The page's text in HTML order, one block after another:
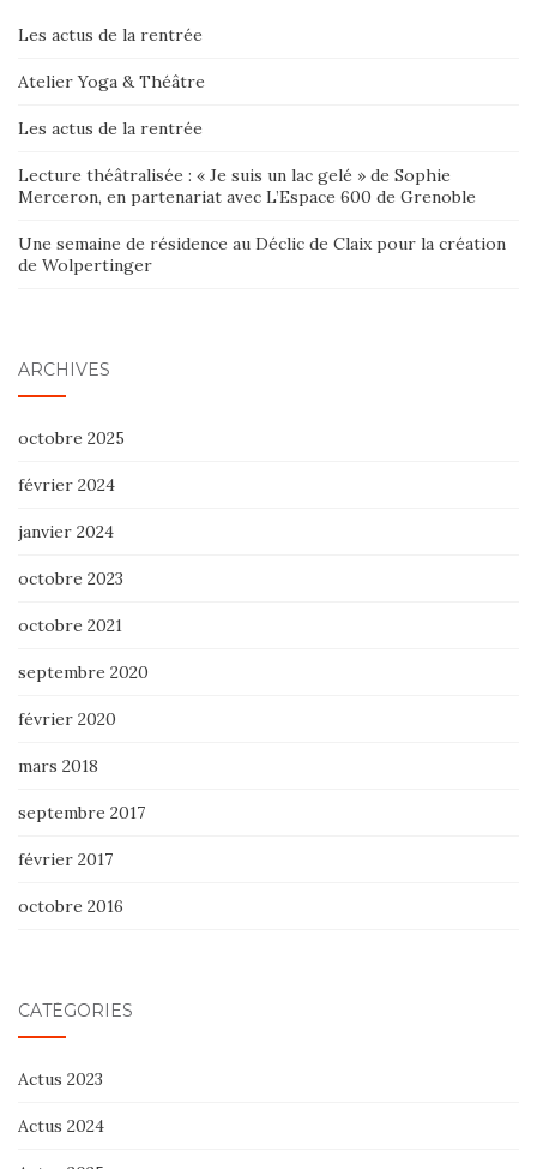
Les actus de la rentrée
Atelier Yoga & Théâtre
Les actus de la rentrée
Lecture théâtralisée : « Je suis un lac gelé » de Sophie
Merceron, en partenariat avec L’Espace 600 de Grenoble
Une semaine de résidence au Déclic de Claix pour la création
de Wolpertinger
ARCHIVES
octobre 2025
février 2024
janvier 2024
octobre 2023
octobre 2021
septembre 2020
février 2020
mars 2018
septembre 2017
février 2017
octobre 2016
CATÉGORIES
Actus 2023
Actus 2024